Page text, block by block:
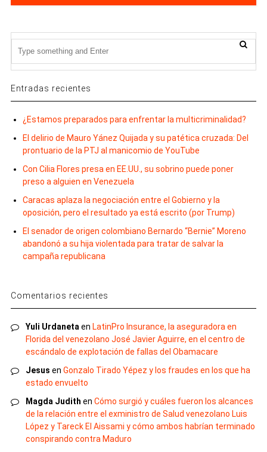
Entradas recientes
¿Estamos preparados para enfrentar la multicriminalidad?
El delirio de Mauro Yánez Quijada y su patética cruzada: Del
prontuario de la PTJ al manicomio de YouTube
Con Cilia Flores presa en EE.UU., su sobrino puede poner
preso a alguien en Venezuela
Caracas aplaza la negociación entre el Gobierno y la
oposición, pero el resultado ya está escrito (por Trump)
El senador de origen colombiano Bernardo “Bernie” Moreno
abandonó a su hija violentada para tratar de salvar la
campaña republicana
Comentarios recientes
Yuli Urdanetaen LatinPro Insurance, la aseguradora en
Florida del venezolano José Javier Aguirre, en el centro de
escándalo de explotación de fallas del Obamacare
Jesus en Gonzalo Tirado Yépez y los fraudes en los que ha
estado envuelto
Magda Judith en Cómo surgió y cuáles fueron los alcances
de la relación entre el exministro de Salud venezolano Luis
López y Tareck El Aissami y cómo ambos habrían terminado
conspirando contra Maduro